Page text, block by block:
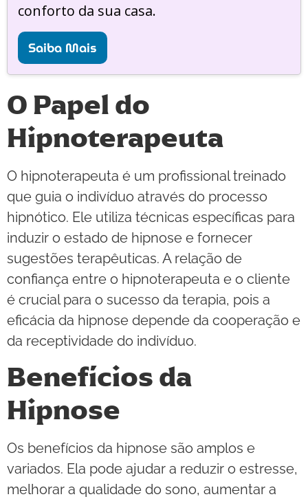
conforto da sua casa.
Saiba Mais
O Papel do
Hipnoterapeuta
O hipnoterapeuta é um profissional treinado
que guia o indivíduo através do processo
hipnótico. Ele utiliza técnicas específicas para
induzir o estado de hipnose e fornecer
sugestões terapêuticas. A relação de
confiança entre o hipnoterapeuta e o cliente
é crucial para o sucesso da terapia, pois a
eficácia da hipnose depende da cooperação e
da receptividade do indivíduo.
Benefícios da
Hipnose
Os benefícios da hipnose são amplos e
variados. Ela pode ajudar a reduzir o estresse,
melhorar a qualidade do sono, aumentar a